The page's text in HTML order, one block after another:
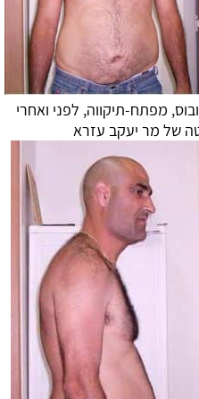
מפתח-תיקווה, לפני ואחרי
של מר יעקב עזרא